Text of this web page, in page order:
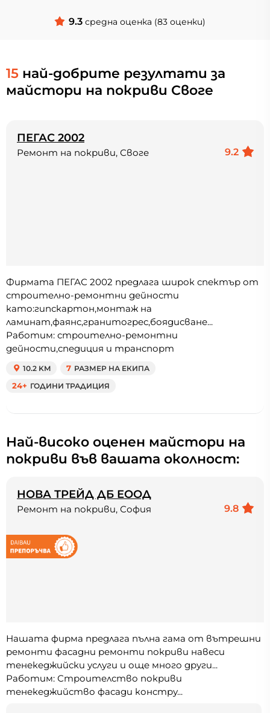
9.3 средна оценка (83 оценки)
15 най-добрите резултати за
майстори на покриви Своге
ПЕГАС 2002
9.2
Ремонт на покриви, Своге
Фирмата ПЕГАС 2002 предлага широк спектър от
строително-ремонтни дейности
като:гипскартон,монтаж на
ламинат,фаянс,гранитогрес,боядисване...
Работим: строително-ремонтни
дейности,спедиция и транспорт
10.2 KM 7 РАЗМЕР НА ЕКИПА
24+ ГОДИНИ ТРАДИЦИЯ
Най-високо оценен майстори на
покриви във вашата околност:
НОВА ТРЕЙД ДБ ЕООД
9.8
Ремонт на покриви, София
Нашата фирма предлага пълна гама от вътрешни
ремонти фасадни ремонти покриви навеси
тенекеджийски услуги и още много други...
Работим: Строителство покриви
тенекеджийство фасади констру...